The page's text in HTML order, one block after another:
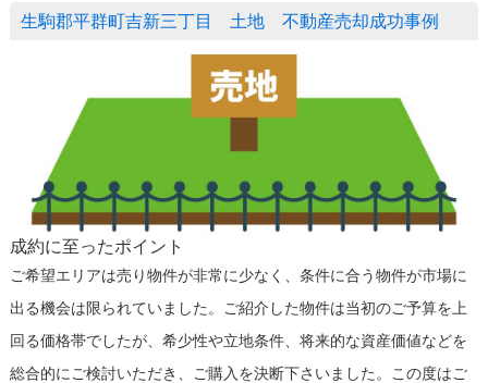
生駒郡平群町吉新三丁目 土地 不動産売却成功事例
成約に至ったポイント
ご希望エリアは売り物件が非常に少なく、条件に合う物件が市場に
出る機会は限られていました。ご紹介した物件は当初のご予算を上
回る価格帯でしたが、希少性や立地条件、将来的な資産価値などを
総合的にご検討いただき、ご購入を決断下さいました。この度はご